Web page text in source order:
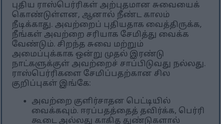
புதிய ராஸ்பெர்ரிகள் அற்புதமான சுவையைக்
கொண்டுள்ளன, ஆனால் நீண்ட காலம்
நீடிக்காது. அவற்றைப் புதியதாக வைத்திருக்க,
நீங்கள் அவற்றை சரியாக சேமித்து வைக்க
வேண்டும். சிறந்த சுவை மற்றும்
அமைப்புக்காக ஒன்று முதல் இரண்டு
நாட்களுக்குள் அவற்றைச் சாப்பிடுவது நல்லது.
ராஸ்பெர்ரிகளை சேமிப்பதற்கான சில
குறிப்புகள் இங்கே:
அவற்றை குளிர்சாதன பெட்டியில்
வைக்கவும். ஈரப்பதத்தைத் தவிர்க்க, பெர்ரி
கூடை அல்லது காகித துண்டுகளால்